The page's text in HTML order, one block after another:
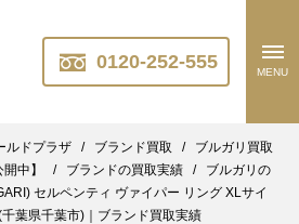
0120-252-555 MENU
ルドプラザ / ブランド買取 /
ブルガリ買取
中】
/ ブランドの買取実績 /
ブルガリの
セルペンティ ヴァイパー リング XLサイ
葉県千葉市)｜ブランド買取実績